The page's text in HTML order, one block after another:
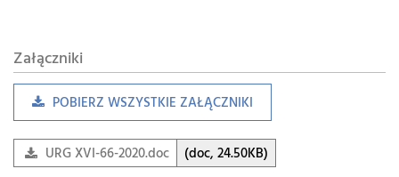
Załączniki
POBIERZ WSZYSTKIE ZAŁĄCZNIKI
URG XVI-66-2020.doc
(doc, 24.50KB)